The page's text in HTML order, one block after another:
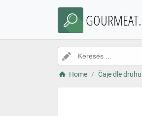
Home Čaje dle druhu